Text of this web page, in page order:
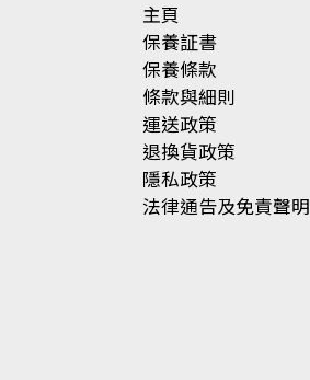
主頁
保養証書
保養條款
條款與細則
運送政策
退換貨政策
隱私政策
法律通告及免責聲明